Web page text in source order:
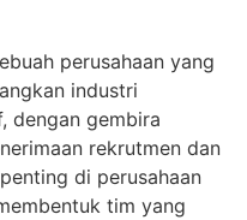
perusahaan yang
industri
dengan gembira
rekrutmen dan
di perusahaan
tim yang